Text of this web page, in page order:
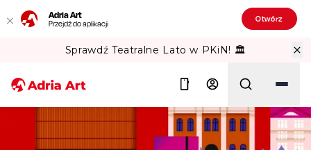
Adria Art
Przejdź do aplikacji Otwórz
Sprawdź Teatralne Lato w PKiN! 🏛️